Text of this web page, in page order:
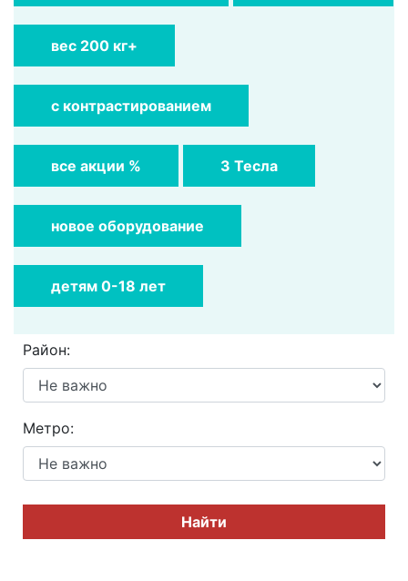
вес 200 кг+
с контрастированием
все акции % 3 Тесла
новое оборудование
детям 0-18 лет
Район:
Метро:
Найти